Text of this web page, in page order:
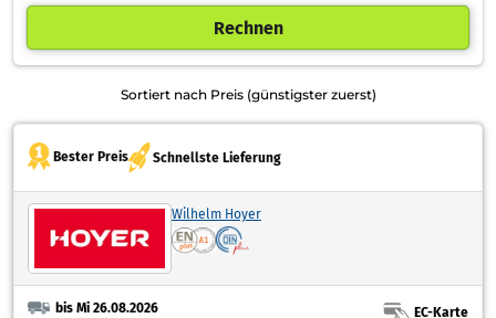
Rechnen
Sortiert nach Preis (günstigster zuerst)
Bester Preis Schnellste Lieferung
Wilhelm Hoyer
bis Mi 26.08.2026
EC-Karte